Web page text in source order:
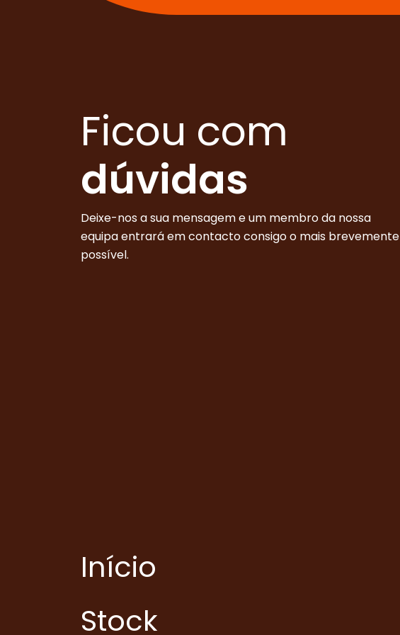
Ficou com
dúvidas
Deixe-nos a sua mensagem e um membro da nossa
equipa entrará em contacto consigo o mais brevemente
possível.
Início
Stock